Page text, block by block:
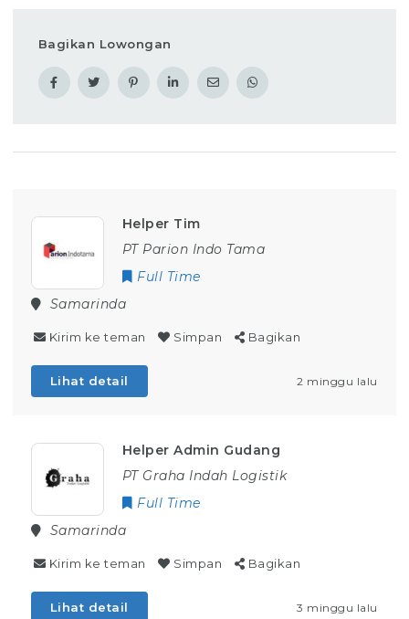
Bagikan Lowongan
Helper Tim
PT Parion Indo Tama
Full Time
Samarinda
Kirim ke teman Simpan Bagikan
Lihat detail 2 minggu lalu
Helper Admin Gudang
PT Graha Indah Logistik
Full Time
Samarinda
Kirim ke teman Simpan Bagikan
Lihat detail 3 minggu lalu